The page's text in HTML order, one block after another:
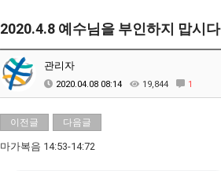
2020.4.8 예수님을 부인하지 맙시다
관리자
2020.04.08 08:14 19,844 1
이전글 다음글
마가복음 14:53-14:72